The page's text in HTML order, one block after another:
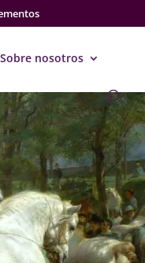
Sobre nosotros